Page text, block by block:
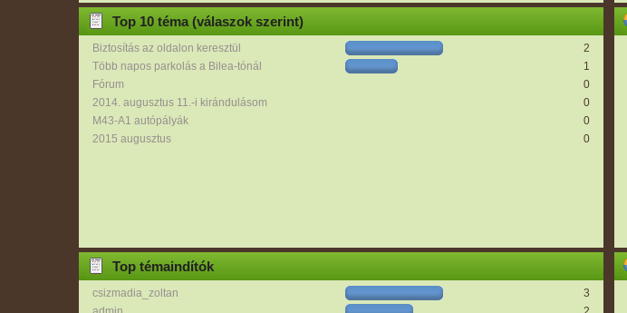
Top 10 téma (válaszok szerint)
Biztosítás az oldalon keresztül
2
Több napos parkolás a Bilea-tónál
1
Fórum
0
2014. augusztus 11.-i kirándulásom
0
M43-A1 autópályák
0
2015 augusztus
0
Top témaindítók
csizmadia_zoltan
3